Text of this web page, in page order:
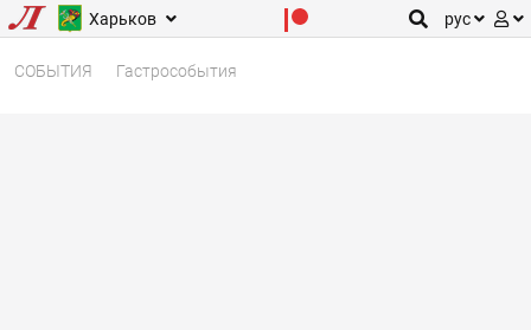
Харьков рус
СОБЫТИЯ Гастрособытия